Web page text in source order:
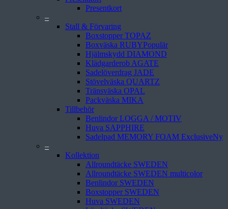
Presentkort
–
Stall & Förvaring
Boxstopper TOPAZ
Boxväska RUBY
Hjälmskydd DIAMOND
Klädgarderob AGATE
Sadelöverdrag JADE
Stövelväska QUARTZ
Tränsväska OPAL
Packväska MIKA
Tillbehör
Benlindor LOGGA / MOTIV
Huva SAPPHIRE
Sadelpad MEMORY FOAM Exclusive
–
Kollektion
Allroundtäcke SWEDEN
Allroundtäcke SWEDEN multicolor
Benlindor SWEDEN
Boxstopper SWEDEN
Huva SWEDEN